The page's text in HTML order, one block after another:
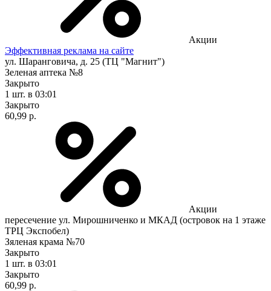
Акции
Эффективная реклама на сайте
ул. Шаранговича, д. 25 (ТЦ "Магнит")
Зеленая аптека №8
Закрыто
1 шт. в 03:01
Закрыто
60,99 р.
Акции
пересечение ул. Мирошниченко и МКАД (островок на 1 этаже
ТРЦ Экспобел)
Зяленая крама №70
Закрыто
1 шт. в 03:01
Закрыто
60,99 р.